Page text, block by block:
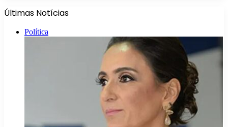
Últimas Notícias
Política